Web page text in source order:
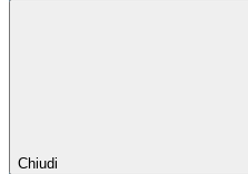
Chiudi